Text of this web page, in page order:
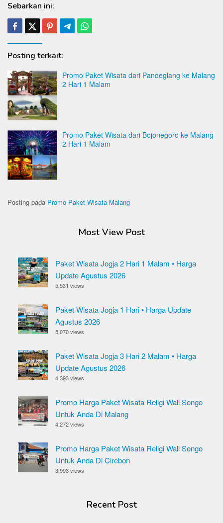
Sebarkan ini:
Posting terkait:
Promo Paket Wisata dari Pandeglang ke Malang
2 Hari 1 Malam
Promo Paket Wisata dari Bojonegoro ke Malang
2 Hari 1 Malam
Posting pada Promo Paket Wisata Malang
Most View Post
Paket Wisata Jogja 2 Hari 1 Malam • Harga
Update Agustus 2026
5,531 views
Paket Wisata Jogja 1 Hari • Harga Update
Agustus 2026
5,070 views
Paket Wisata Jogja 3 Hari 2 Malam • Harga
Update Agustus 2026
4,393 views
Promo Harga Paket Wisata Religi Wali Songo
Untuk Anda Di Malang
4,272 views
Promo Harga Paket Wisata Religi Wali Songo
Untuk Anda Di Cirebon
3,993 views
Recent Post